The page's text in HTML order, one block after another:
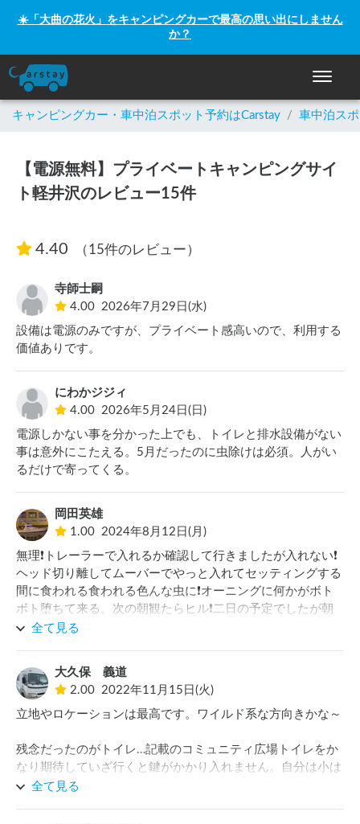
☀️「大曲の花火」をキャンピングカーで最高の思い出にしません
か？
ナビゲ
キャンピングカー・車中泊スポット予約はCarstay / 車中泊ス
【電源無料】プライベートキャンピングサイ
ト軽井沢のレビュー15件
4.40 （15件のレビュー）
寺師士嗣
4.00 2026年7月29日(水)
設備は電源のみですが、プライベート感高いので、利用する
価値ありです。
にわかジジィ
4.00 2026年5月24日(日)
電源しかない事を分かった上でも、トイレと排水設備がない
事は意外にこたえる。5月だったのに虫除けは必須。人がい
るだけで寄ってくる。
岡田英雄
1.00 2024年8月12日(月)
無理❗️トレーラーで入れるか確認して行きましたが入れない❗️
ヘッド切り離してムーバーでやっと入れてセッティングする
間に食われる食われる色んな虫に❗️オーニングに何かがボト
ボト堕ちて来る。次の朝観たらヒル❗️二日の予定でしたが朝
一速攻撤収しました❗️食われた後2週間以上ハレ、痒みがひき
全て見る
大久保 義道
2.00 2022年11月15日(火)
立地やロケーションは最高です。ワイルド系な方向きかな～
残念だったのがトイレ…記載のコミュニティ広場トイレをか
なり期待していざ行くと鍵がかかり入れません。自分は小は
自前の簡易トイレですませ。大をコミュニティ広場でと考え
全て見る